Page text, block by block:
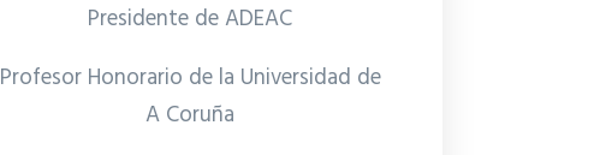
Presidente de ADEAC
Profesor Honorario de la Universidad de
A Coruña